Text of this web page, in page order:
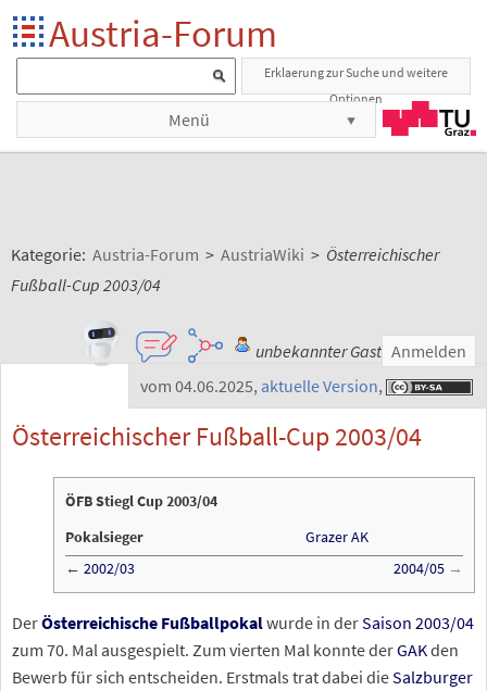
Austria-Forum
Erklaerung zur Suche und weitere
Optionen
Menü
Kategorie: Austria-Forum > AustriaWiki > Österreichischer
Fußball-Cup 2003/04
unbekannter Gast Anmelden
vom 04.06.2025, aktuelle Version,
Österreichischer Fußball-Cup 2003/04
ÖFB Stiegl Cup 2003/04
Pokalsieger
Grazer AK
← 2002/03 2004/05 →
DerÖsterreichische Fußballpokalwurde in derSaison 2003/04
zum 70. Mal ausgespielt. Zum vierten Mal konnte derGAKden
Bewerb für sich entscheiden. Erstmals trat dabei dieSalzburger